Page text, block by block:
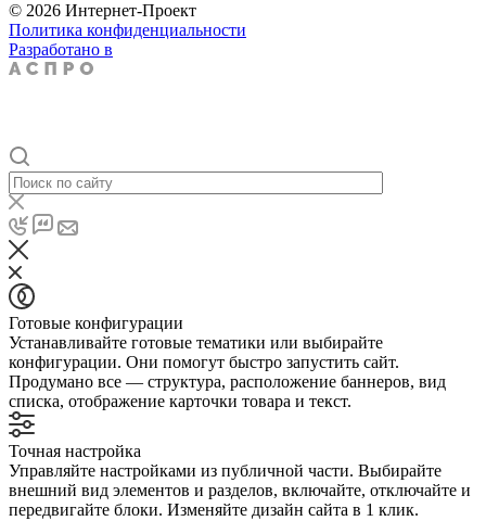
© 2026 Интернет-Проект
Политика конфиденциальности
Разработано в
Готовые конфигурации
Устанавливайте готовые тематики или выбирайте
конфигурации. Они помогут быстро запустить сайт.
Продумано все — структура, расположение баннеров, вид
списка, отображение карточки товара и текст.
Точная настройка
Управляйте настройками из публичной части. Выбирайте
внешний вид элементов и разделов, включайте, отключайте и
передвигайте блоки. Изменяйте дизайн сайта в 1 клик.